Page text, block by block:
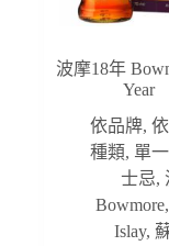
波摩18年
Year
依品牌,
種類, 單
士忌,
Bowmore,
Islay,